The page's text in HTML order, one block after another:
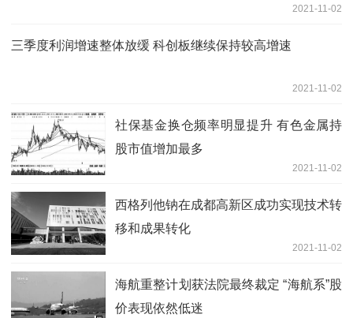
2021-11-02
三季度利润增速整体放缓 科创板继续保持较高增速
2021-11-02
社保基金换仓频率明显提升 有色金属持
股市值增加最多
2021-11-02
西格列他钠在成都高新区成功实现技术转
移和成果转化
2021-11-02
海航重整计划获法院最终裁定 “海航系”股
价表现依然低迷